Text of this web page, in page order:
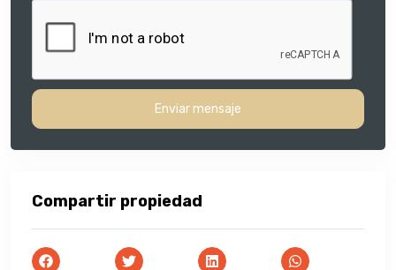
Enviar mensaje
Compartir propiedad